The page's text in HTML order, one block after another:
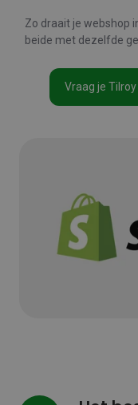
Zo draait je webshop
beide met dezelfde
Vraag je